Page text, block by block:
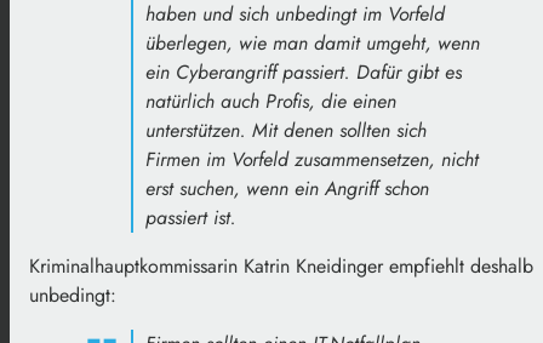
haben undsich unbedingt im Vorfeld
überlegen, wie man damitumgeht, wenn
ein Cyberangriffpassiert. Dafürgibtes
natürlich auch Profis, die einen
unterstützen. Mit denen sollten sich
Firmen im Vorfeldzusammensetzen, nicht
erstsuchen, wenn ein Angriff schon
passiert ist.
Kriminalhauptkommissarin Katrin Kneidinger empfiehlt deshalb
unbedingt: